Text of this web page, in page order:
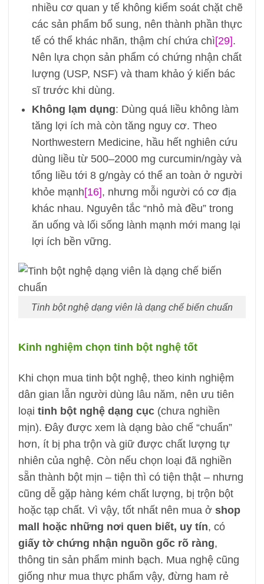
nhiều cơ quan y tế không kiểm soát chặt chẽ
các sản phẩm bổ sung, nên thành phần thực
tế có thể khác nhãn, thậm chí chứa chì[29].
Nên lựa chọn sản phẩm có chứng nhận chất
lượng (USP, NSF) và tham khảo ý kiến bác
sĩ trước khi dùng.
Không lạm dụng: Dùng quá liều không làm
tăng lợi ích mà còn tăng nguy cơ. Theo
Northwestern Medicine, hầu hết nghiên cứu
dùng liều từ 500–2000 mg curcumin/ngày và
tổng liều tới 8 g/ngày có thể an toàn ở người
khỏe mạnh[16], nhưng mỗi người có cơ địa
khác nhau. Nguyên tắc “nhỏ mà đều” trong
ăn uống và lối sống lành mạnh mới mang lại
lợi ích bền vững.
Tinh bột nghệ dạng viên là dạng chế biến chuẩn
Kinh nghiệm chọn tinh bột nghệ tốt
Khi chọn mua tinh bột nghệ, theo kinh nghiệm
dân gian lẫn người dùng lâu năm, nên ưu tiên
loại tinh bột nghệ dạng cục(chưa nghiền
mịn). Đây được xem là dạng bào chế “chuẩn”
hơn, ít bị pha trộn và giữ được chất lượng tự
nhiên của nghệ. Còn nếu chọn loại đã nghiền
sẵn thành bột mịn – tiện thì có tiện thật – nhưng
cũng dễ gặp hàng kém chất lượng, bị trộn bột
hoặc tạp chất. Vì vậy, tốt nhất nên mua ở shop
mall hoặc những nơi quen biết, uy tín, có
giấy tờ chứng nhận nguồn gốc rõ ràng,
thông tin sản phẩm minh bạch. Mua nghệ cũng
giống như mua thực phẩm vậy, đừng ham rẻ